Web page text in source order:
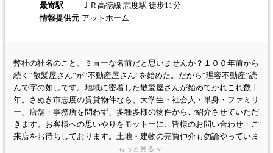
最寄駅
ＪＲ高徳線 志度駅 徒歩11分
情報提供元 アットホーム
弊社の社名のこと。ミョーな名前だと思いませんか？１００年前から
続く“散髪屋さん”が“不動産屋さん”を始めた。だから“理容不動産”読
んで字の如しです。地域に密着した散髪屋さんが始めてかれこれ数十
年。さぬき市志度の賃貸物件なら、大学生・社会人・単身・ファミリ
ー、店舗・事務所を問わず、多種多様の物件からご紹介させていただ
きます。お客様への思いやりをモットーに、皆様のお問い合わせ・ご
来店をお待ちしております。土地・建物の売買仲介も勿論やっていま
もっと見る